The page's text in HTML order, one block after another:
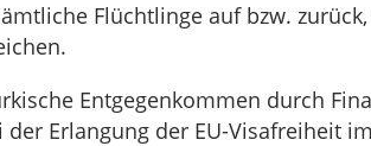
Flüchtlinge auf bzw.
Entgegenkommen durch
Erlangung der EU-Visafreiheit